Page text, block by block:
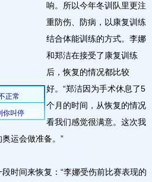
响。所以今年冬训队里更注
重防伤、防病，以康复训练
结合体能训练的方式。李娜
和郑洁在接受了康复训练
后，恢复的情况都比较
好。“郑洁因为手术休息了5
个月的时间，从恢复的情况
看我们感觉很满意。这次我
运会做准备。”
间来恢复：“李娜受伤前比赛表现的